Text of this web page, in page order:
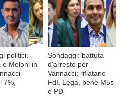
politici:
e Meloni in
7%,
Sondaggi: battuta
d'arresto per
Vannacci; rifiatano
FdI, Lega, bene M5s
e PD